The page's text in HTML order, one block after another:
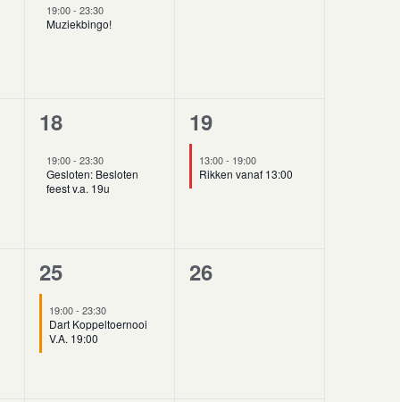
19:00-23:30
Muziekbingo!
1
evenement,
18
19:00-23:30
Gesloten: Besloten
feest v.a. 19u
1
evenement,
19
13:00- 19:00
Rikken vanaf 13:00
1
evenement,
25
19:00-23:30
Dart Koppeltoernooi
V.A. 19:00
0
26